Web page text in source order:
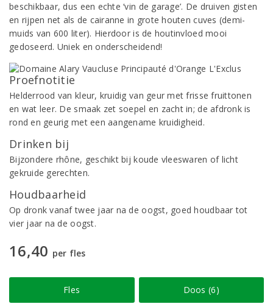
beschikbaar, dus een echte ‘vin de garage’. De druiven gisten
en rijpen net als de cairanne in grote houten cuves (demi-
muids van 600 liter). Hierdoor is de houtinvloed mooi
gedoseerd. Uniek en onderscheidend!
Proefnotitie
Helderrood van kleur, kruidig van geur met frisse fruittonen
en wat leer. De smaak zet soepel en zacht in; de afdronk is
rond en geurig met een aangename kruidigheid.
Drinken bij
Bijzondere rhône, geschikt bij koude vleeswaren of licht
gekruide gerechten.
Houdbaarheid
Op dronk vanaf twee jaar na de oogst, goed houdbaar tot
vier jaar na de oogst.
16,40 per fles
Fles Doos (6)